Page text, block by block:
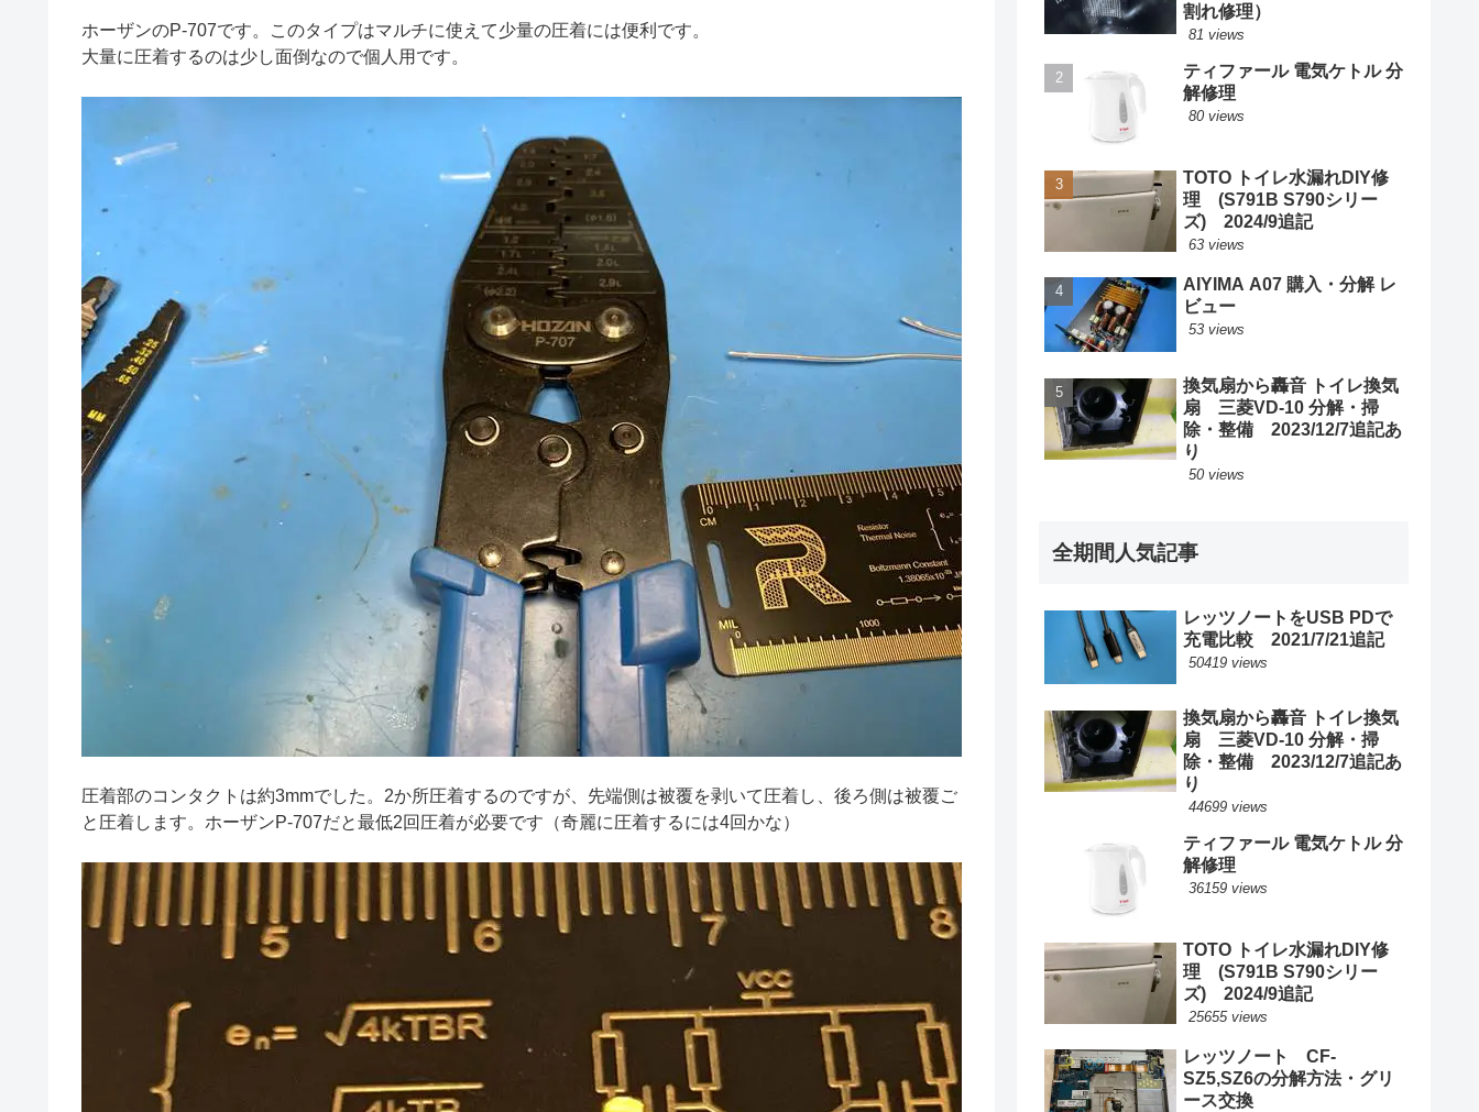
ホーザンのP-707です。このタイプはマルチに使えて少量の圧着には便利です。
大量に圧着するのは少し面倒なので個人用です。
圧着部のコンタクトは約3mmでした。2か所圧着するのですが、先端側は被覆を剥いて圧着し、後ろ側は被覆ご
と圧着します。ホーザンP-707だと最低2回圧着が必要です（奇麗に圧着するには4回かな）
割れ修理）
81 views
ティファール 電気ケトル 分
解修理
80 views
TOTO トイレ水漏れDIY修
理 (S791B S790シリー
ズ) 2024/9追記
63 views
AIYIMA A07 購入・分解 レ
ビュー
53 views
換気扇から轟音 トイレ換気
扇 三菱VD-10 分解・掃
除・整備 2023/12/7追記あ
り
50 views
全期間人気記事
レッツノートをUSB PDで
充電比較 2021/7/21追記
50419 views
換気扇から轟音 トイレ換気
扇 三菱VD-10 分解・掃
除・整備 2023/12/7追記あ
り
44699 views
ティファール 電気ケトル 分
解修理
36159 views
TOTO トイレ水漏れDIY修
理 (S791B S790シリー
ズ) 2024/9追記
25655 views
レッツノート CF-
SZ5,SZ6の分解方法・グリ
ース交換